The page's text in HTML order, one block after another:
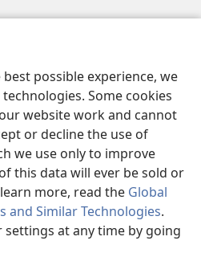
possible experience, we
Some cookies
website work and cannot
or decline the use of
we use only to improve
this data will ever be sold or
more, read the Global
and Similar Technologies.
settings at any time by going
tal-Għassa
and Tract Society of Pennsylvania.